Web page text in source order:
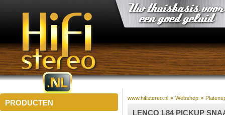
PRODUCTEN
www.hifistereo.nl » Webshop »
LENCO L84 PICKUP